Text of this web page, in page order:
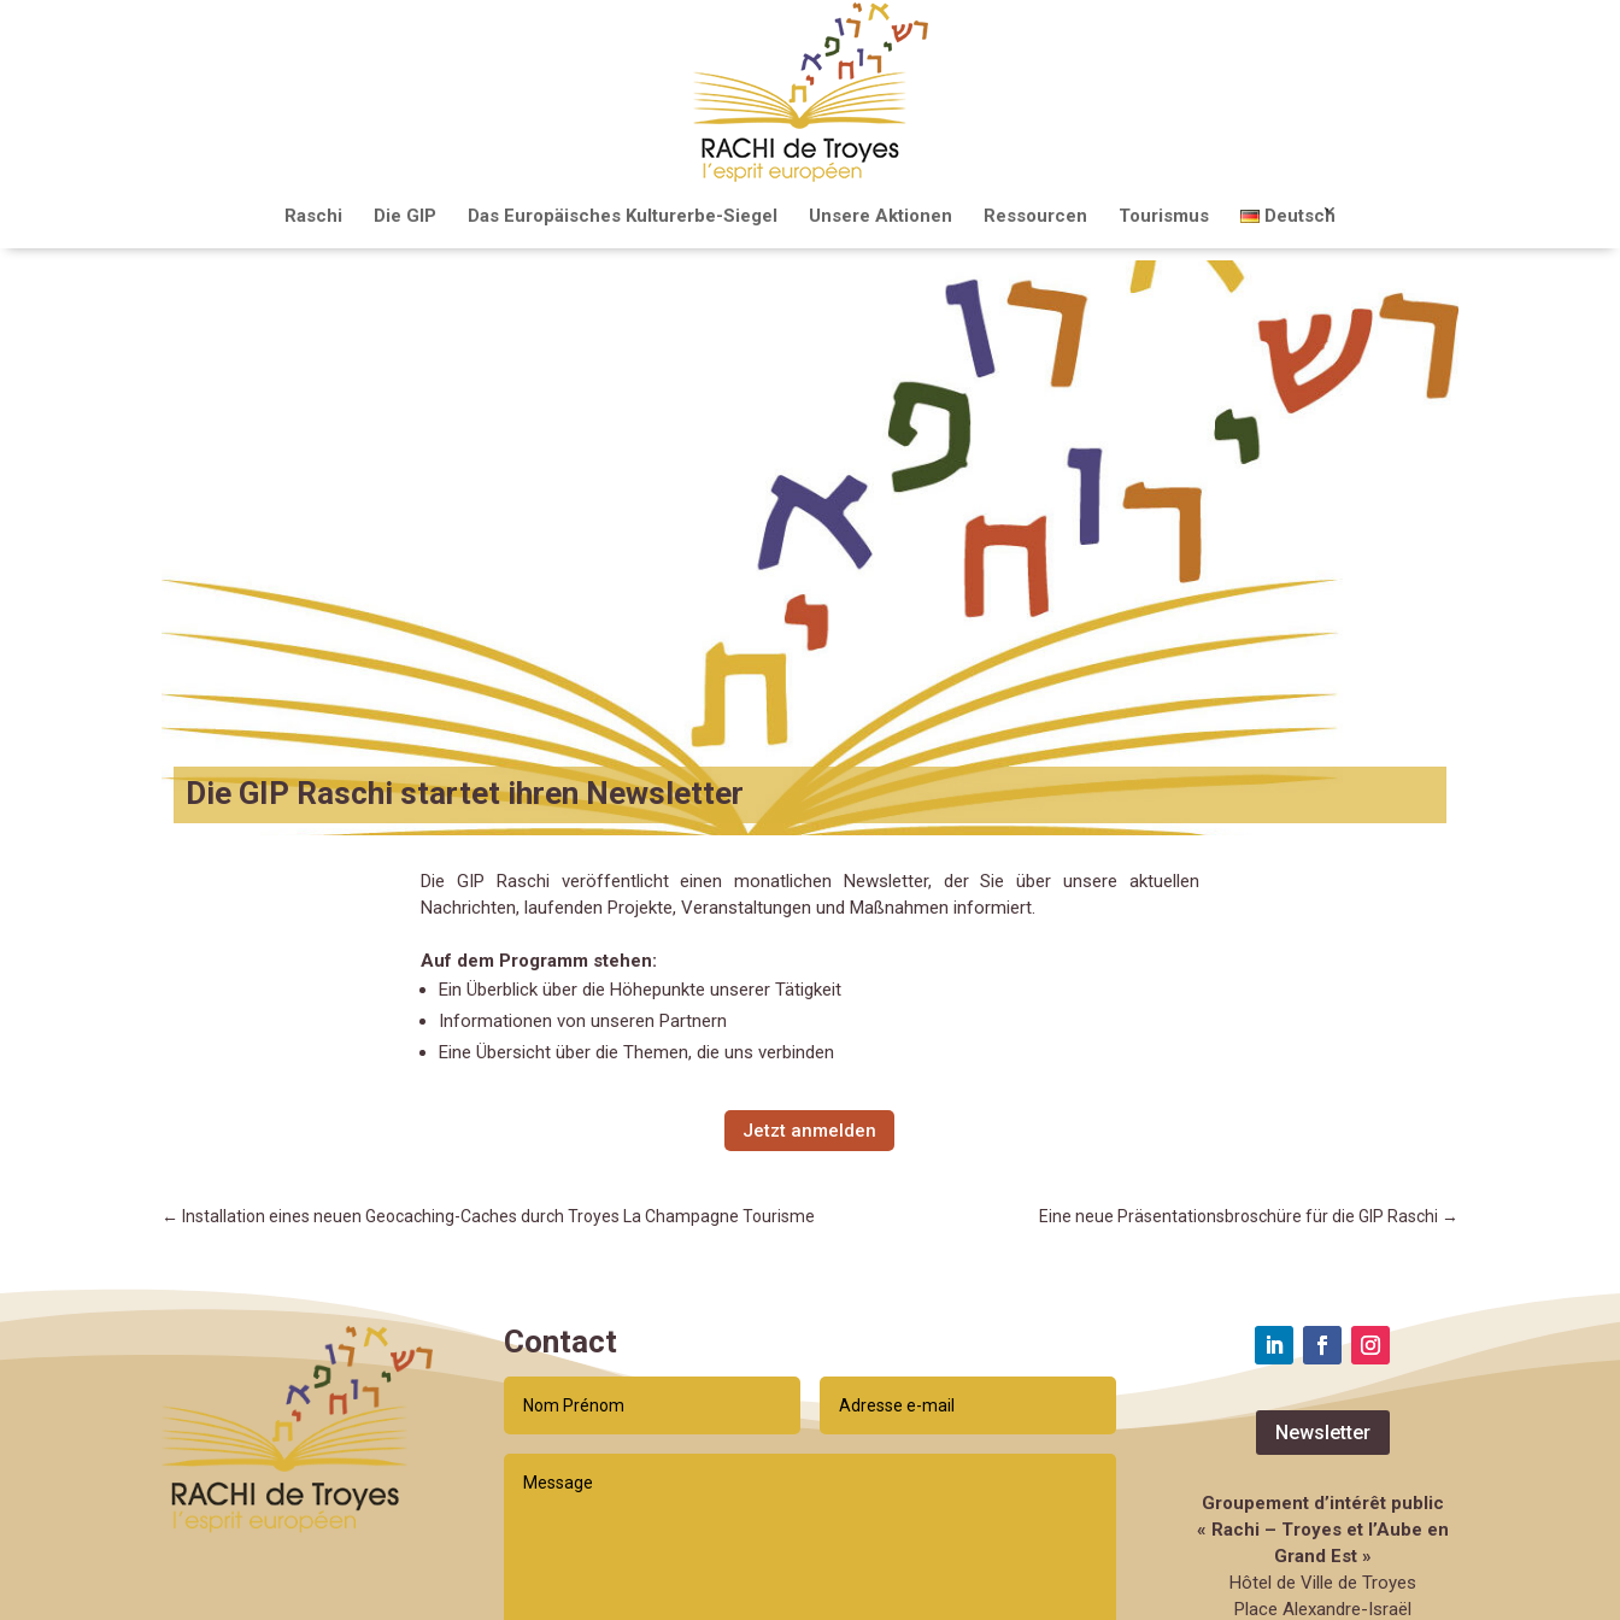
Raschi Die GIP Das Europäisches Kulturerbe-Siegel Unsere Aktionen Ressourcen Tourismus Deutsch
Die GIP Raschi startet ihren Newsletter
Die GIP Raschi veröffentlicht einen monatlichen Newsletter, der Sie über unsere aktuellen
Nachrichten, laufenden Projekte, Veranstaltungen und Maßnahmen informiert.
Auf dem Programm stehen:
Ein Überblick über die Höhepunkte unserer Tätigkeit
Informationen von unseren Partnern
Eine Übersicht über die Themen, die uns verbinden
Jetzt anmelden
← Installation eines neuen Geocaching-Caches durch Troyes La Champagne Tourisme Eine neue Präsentationsbroschüre für die GIP Raschi →
Contact
Newsletter
Groupement d’intérêt public
« Rachi – Troyes et l’Aube en
Grand Est »
Hôtel de Ville de Troyes
Place Alexandre-Israël